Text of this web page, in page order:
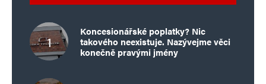
na světě, na sílu protlačovat velmi
kontroverzní změnu ústavního zákona.
Obejít legislativní radu a připomínkové
řízení.
Koncesionářské poplatky? Nic
takového neexistuje. Nazývejme věci
konečně pravými jmény